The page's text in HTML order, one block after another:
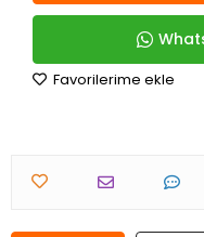
Favorilerime ekle